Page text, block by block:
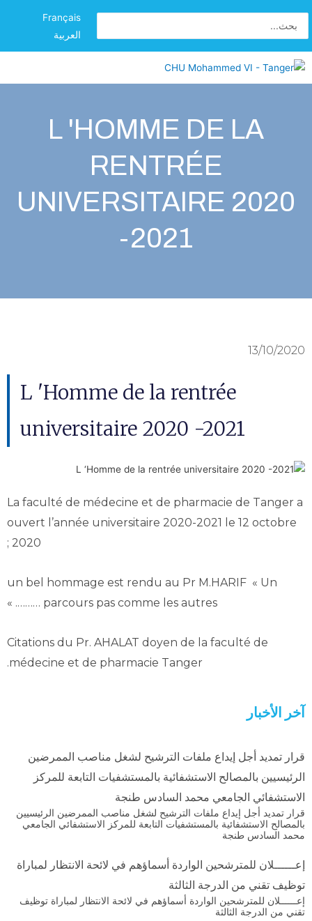
Français
العربية
L 'HOMME DE LA
RENTRÉE
UNIVERSITAIRE 2020
-2021
13/10/2020
L 'Homme de la rentrée
universitaire 2020 -2021
La faculté de médecine et de pharmacie de Tanger a
ouvert l’année universitaire 2020-2021 le 12 octobre
2020 ;
un bel hommage est rendu au Pr M.HARIF « Un
parcours pas comme les autres ………. »
Citations du Pr. AHALAT doyen de la faculté de
médecine et de pharmacie Tanger.
آخر الأخبار
قرار تمديد أجل إيداع ملفات الترشيح لشغل مناصب الممرضين
الرئيسيين بالمصالح الاستشفائية بالمستشفيات التابعة للمركز
الاستشفائي الجامعي محمد السادس طنجة
قرار تمديد أجل إيداع ملفات الترشيح لشغل مناصب الممرضين الرئيسيين
بالمصالح الاستشفائية بالمستشفيات التابعة للمركز الاستشفائي الجامعي
محمد السادس طنجة
إعــــــلان للمترشحين الواردة أسماؤهم في لائحة الانتظار لمباراة
توظيف تقني من الدرجة الثالثة
إعــــــلان للمترشحين الواردة أسماؤهم في لائحة الانتظار لمباراة توظيف
تقني من الدرجة الثالثة